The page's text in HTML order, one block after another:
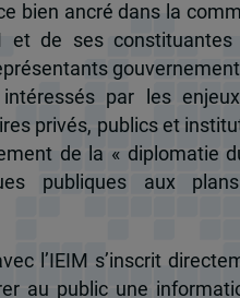
bien ancré dans la
et de ses
par les
privés, publics et
de la « diplomatie
publiques aux
l’IEIM s’inscrit
au public une